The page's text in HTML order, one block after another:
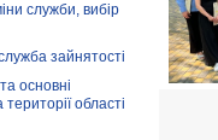
служби, вибір
зайнятості
основні
області